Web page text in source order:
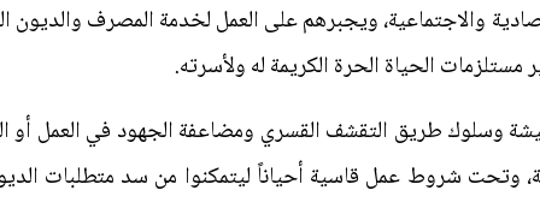
والاجتماعية، ويجبرهم على العمل لخدمة المصرف والديون
مستلزمات الحياة الحرة الكريمة له ولأسرته.
وسلوك طريق التقشف القسري ومضاعفة الجهود في العمل أو
وتحت شروط عمل قاسية أحياناً ليتمكنوا من سد متطلبات